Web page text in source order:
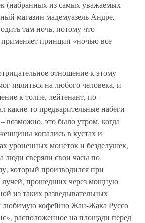
(набранных из самых уважаемых
магазин мадемуазель Андре,
там ночь, потому что
принцип «ночью все
отношение к этому
пялиться на любого человека, и
к толпе, лейтенант, по-
какие-то предварительные набеги
возможно, это было утром, когда
копались в кустах и
уроненных монеток и безделушек,
люди сверяли свои часы по
который производился при
прошедших через мощную
из таких разведывательных
любимую кофейню Жан-Жака Руссо
расположенное на площади перед